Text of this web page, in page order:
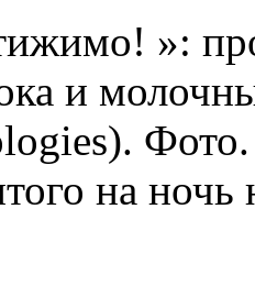
»:
и
на ночь